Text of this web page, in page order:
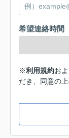
希望連絡時間
※利用規約お
だき、同意の